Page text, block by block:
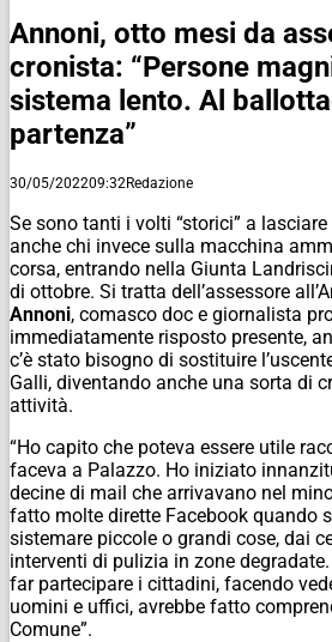
Annoni, otto mesi da
cronista: “Persone
sistema lento. Al
partenza”
30/05/202209:32Redazione
Se sono tanti i volti “storici” a lasciare
anche chi invece sulla macchina
corsa, entrando nella Giunta
di ottobre. Si tratta dell’assessore
Annoni, comasco doc e giornalista
immediatamente risposto presente,
c’è stato bisogno di sostituire
Galli, diventando anche una sorta di
attività.
“Ho capito che poteva essere utile
faceva a Palazzo. Ho iniziato
decine di mail che arrivavano nel
fatto molte dirette Facebook quando
sistemare piccole o grandi cose, dai
interventi di pulizia in zone
far partecipare i cittadini, facendo
uomini e uffici, avrebbe fatto
Comune”.